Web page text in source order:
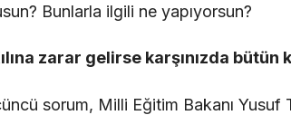
Bunlarla ilgili ne yapıyorsun?
zarar gelirse karşınızda bütün
sorum, Milli Eğitim Bakanı